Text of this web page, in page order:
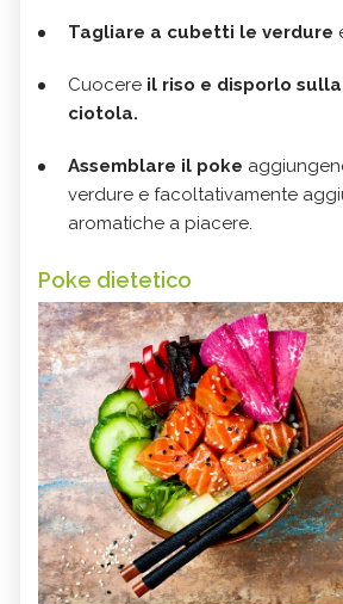
Tagliare a cubetti le verdure
Cuocere il riso e disporlo
ciotola.
Assemblare il poke
verdure e facoltativamente
aromatiche a piacere.
Poke dietetico